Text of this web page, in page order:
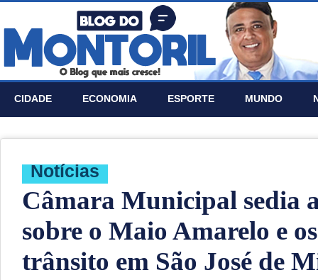
CIDADE ECONOMIA ESPORTE MUNDO
Notí­cias
Câmara Municipal sedia
sobre o Maio Amarelo e
trânsito em São José de